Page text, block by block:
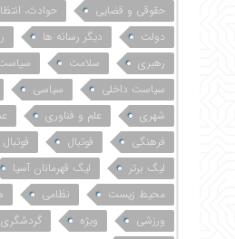
حقوقی و قضایی
حوادث،
دولت
دیگر رسانه ها
رهبری
سلامت
سیاست داخلی
سیاسی
شهری
علم و فناوری
فرهنگی
فوتبال
فوتبال
لیگ برتر
لیگ قهرمانان آسیا
محیط زیست
نظامی
ورزشی
ویژه